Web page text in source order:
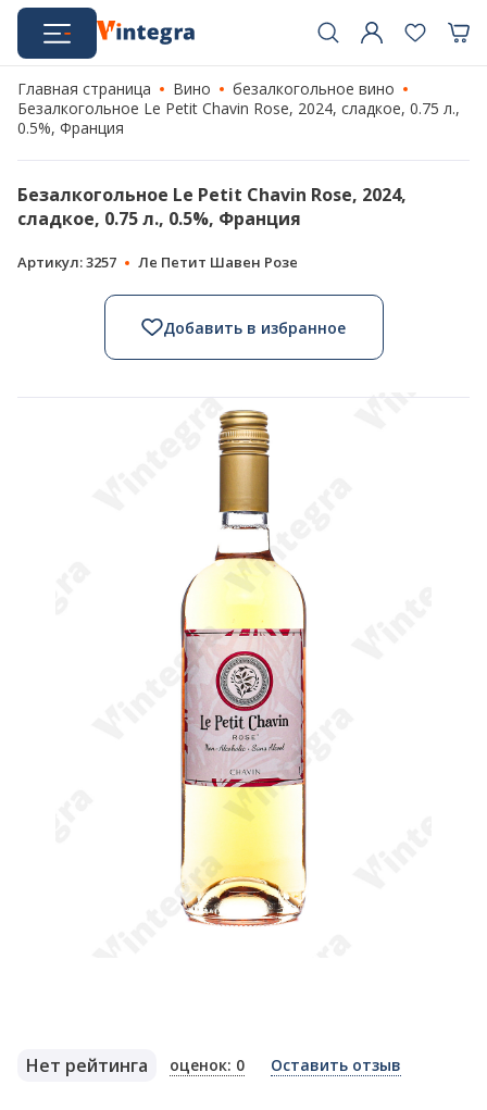
Главная страница Вино
безалкогольное вино
Безалкогольное Le Petit Chavin Rose, 2024, сладкое, 0.75 л.,
0.5%, Франция
Безалкогольное Le Petit Chavin Rose, 2024,
сладкое, 0.75 л., 0.5%, Франция
Артикул: 3257 Ле Петит Шавен Розе
Добавить в избранное
Нет рейтинга оценок: 0 Оставить отзыв